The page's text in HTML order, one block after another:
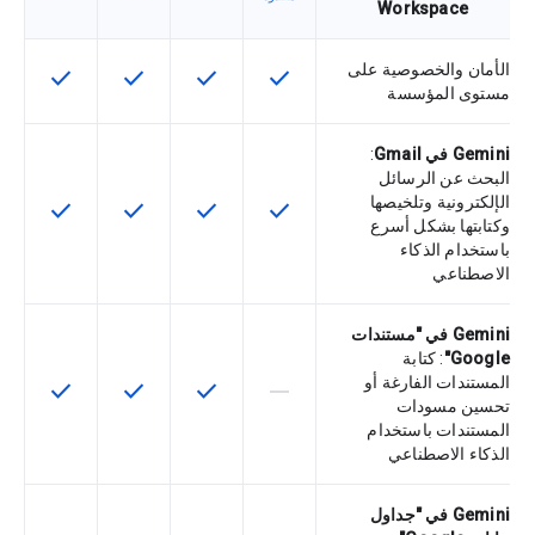
Workspace
الأمان والخصوصية على
مستوى المؤسسة
تتوفّر هذه الميزة لرمز التخزين
check تتوفّر هذه الميزة لرمز
check تتوفّر هذه الميزة
check تتوفّر
check
Gemini في Gmail
:
البحث عن الرسائل
الإلكترونية وتلخيصها
وكتابتها بشكل أسرع
باستخدام الذكاء
الاصطناعي
تتوفّر هذه الميزة لرمز التخزين
check تتوفّر هذه الميزة لرمز
check تتوفّر هذه الميزة
check تتوفّر
check
Gemini في "مستندات
Google" : كتابة
المستندات الفارغة أو
تحسين مسودات
المستندات باستخدام
الذكاء الاصطناعي
لا تتوفّر هذه الميزة لرمز التخزين
horizontal_rule تتوفّر هذه الميزة لرمز
check تتوفّر هذه الميزة
check تتوفّر
check
Gemini في "جداول